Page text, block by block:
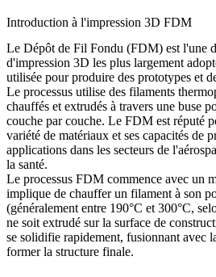
Introduction à l'impression 3D FDM
Le Dépôt de Fil Fondu (FDM) est l'une
d'impression 3D les plus largement
utilisée pour produire des prototypes et
Le processus utilise des filaments
chauffés et extrudés à travers une buse
couche par couche. Le FDM est réputé
variété de matériaux et ses capacités de
applications dans les secteurs de l'
la santé.
Le processus FDM commence avec un
implique de chauffer un filament à son
(généralement entre 190°C et 300°C,
ne soit extrudé sur la surface de
se solidifie rapidement, fusionnant avec
former la structure finale.